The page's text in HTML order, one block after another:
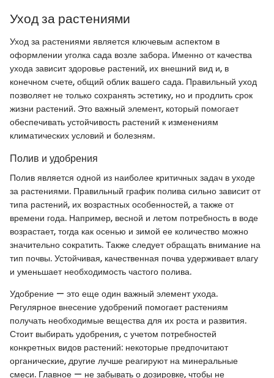
Уход за растениями
Уход за растениями является ключевым аспектом в
оформлении уголка сада возле забора. Именно от качества
ухода зависит здоровье растений, их внешний вид и, в
конечном счете, общий облик вашего сада. Правильный уход
позволяет не только сохранять эстетику, но и продлить срок
жизни растений. Это важный элемент, который помогает
обеспечивать устойчивость растений к изменениям
климатических условий и болезням.
Полив и удобрения
Полив является одной из наиболее критичных задач в уходе
за растениями. Правильный график полива сильно зависит от
типа растений, их возрастных особенностей, а также от
времени года. Например, весной и летом потребность в воде
возрастает, тогда как осенью и зимой ее количество можно
значительно сократить. Также следует обращать внимание на
тип почвы. Устойчивая, качественная почва удерживает влагу
и уменьшает необходимость частого полива.
Удобрение — это еще один важный элемент ухода.
Регулярное внесение удобрений помогает растениям
получать необходимые вещества для их роста и развития.
Стоит выбирать удобрения, с учетом потребностей
конкретных видов растений: некоторые предпочитают
органические, другие лучше реагируют на минеральные
смеси. Главное — не забывать о дозировке, чтобы не